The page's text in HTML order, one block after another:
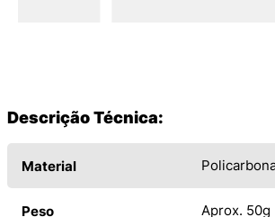
Descrição Técnica:
Material
Peso Aprox. 50g